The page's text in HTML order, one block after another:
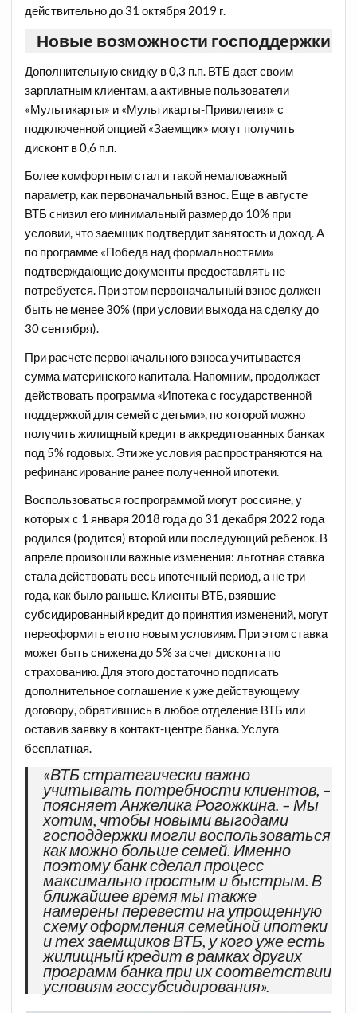
действительно до 31 октября 2019 г.
Новые возможности господдержки
Дополнительную скидку в 0,3 п.п. ВТБ дает своим
зарплатным клиентам, а активные пользователи
«Мультикарты» и «Мультикарты-Привилегия» с
подключенной опцией «Заемщик» могут получить
дисконт в 0,6 п.п.
Более комфортным стал и такой немаловажный
параметр, как первоначальный взнос. Еще в августе
ВТБ снизил его минимальный размер до 10% при
условии, что заемщик подтвердит занятость и доход. А
по программе «Победа над формальностями»
подтверждающие документы предоставлять не
потребуется. При этом первоначальный взнос должен
быть не менее 30% (при условии выхода на сделку до
30 сентября).
При расчете первоначального взноса учитывается
сумма материнского капитала. Напомним, продолжает
действовать программа «Ипотека с государственной
поддержкой для семей с детьми», по которой можно
получить жилищный кредит в аккредитованных банках
под 5% годовых. Эти же условия распространяются на
рефинансирование ранее полученной ипотеки.
Воспользоваться госпрограммой могут россияне, у
которых с 1 января 2018 года до 31 декабря 2022 года
родился (родится) второй или последующий ребенок. В
апреле произошли важные изменения: льготная ставка
стала действовать весь ипотечный период, а не три
года, как было раньше. Клиенты ВТБ, взявшие
субсидированный кредит до принятия изменений, могут
переоформить его по новым условиям. При этом ставка
может быть снижена до 5% за счет дисконта по
страхованию. Для этого достаточно подписать
дополнительное соглашение к уже действующему
договору, обратившись в любое отделение ВТБ или
оставив заявку в контакт-центре банка. Услуга
бесплатная.
«ВТБ стратегически важно
учитывать потребности клиентов, –
поясняет Анжелика Рогожкина. – Мы
хотим, чтобы новыми выгодами
господдержки могли воспользоваться
как можно больше семей. Именно
поэтому банк сделал процесс
максимально простым и быстрым. В
ближайшее время мы также
намерены перевести на упрощенную
схему оформления семейной ипотеки
и тех заемщиков ВТБ, у кого уже есть
жилищный кредит в рамках других
программ банка при их соответствии
условиям госсубсидирования».